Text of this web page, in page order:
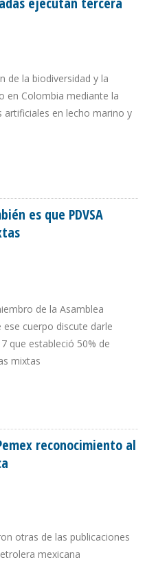
de la biodiversidad y la
en Colombia mediante la
artificiales en lecho marino y
es que PDVSA
de la Asamblea
cuerpo discute darle
que estableció 50% de
mixtas
reconocimiento al
otras de las publicaciones
mexicana